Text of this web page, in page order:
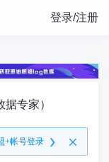
登录/注册
专家）
+帐号登录